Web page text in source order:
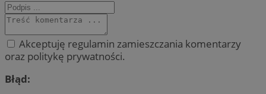
Akceptuję regulamin zamieszczania komentarzy
oraz politykę prywatności.
Błąd: